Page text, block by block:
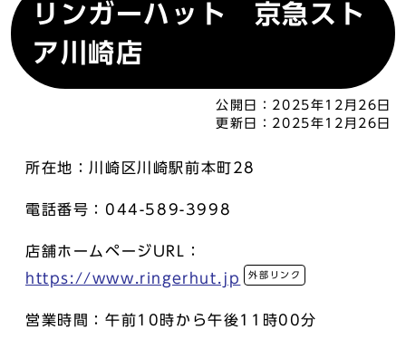
リンガーハット 京急スト
ア川崎店
公開日： 2025年12月26日
更新日： 2025年12月26日
所在地：川崎区川崎駅前本町28
電話番号：044-589-3998
店舗ホームページURL：
https://www.ringerhut.jp
外部リンク
営業時間：午前10時から午後11時00分